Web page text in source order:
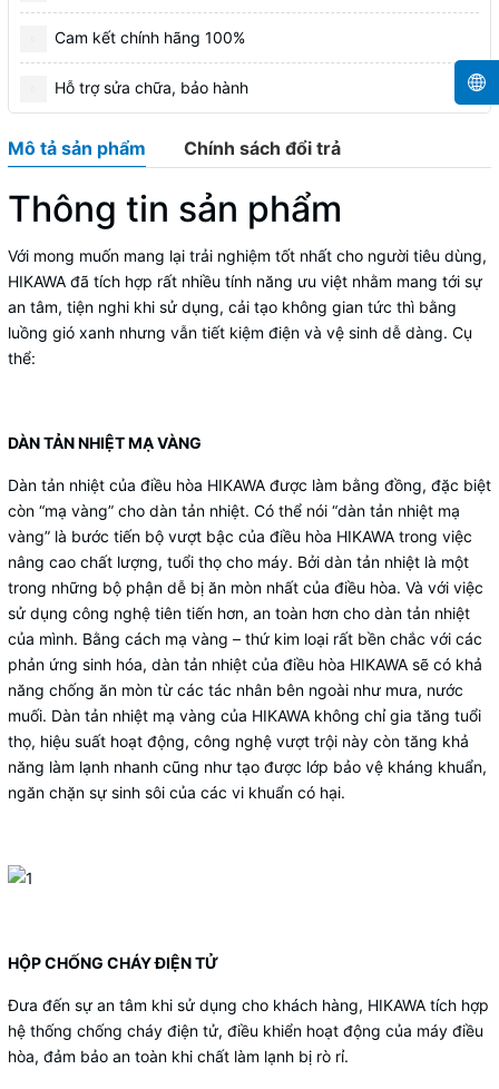
Cam kết chính hãng 100%
Hỗ trợ sửa chữa, bảo hành
Mô tả sản phẩm Chính sách đổi trả
Thông tin sản phẩm
Với mong muốn mang lại trải nghiệm tốt nhất cho người tiêu dùng,
HIKAWA đã tích hợp rất nhiều tính năng ưu việt nhằm mang tới sự
an tâm, tiện nghi khi sử dụng, cải tạo không gian tức thì bằng
luồng gió xanh nhưng vẫn tiết kiệm điện và vệ sinh dễ dàng. Cụ
thể:
DÀN TẢN NHIỆT MẠ VÀNG
Dàn tản nhiệt của điều hòa HIKAWA được làm bằng đồng, đặc biệt
còn “mạ vàng” cho dàn tản nhiệt. Có thể nói “dàn tản nhiệt mạ
vàng” là bước tiến bộ vượt bậc của điều hòa HIKAWA trong việc
nâng cao chất lượng, tuổi thọ cho máy. Bởi dàn tản nhiệt là một
trong những bộ phận dễ bị ăn mòn nhất của điều hòa. Và với việc
sử dụng công nghệ tiên tiến hơn, an toàn hơn cho dàn tản nhiệt
của mình. Bằng cách mạ vàng – thứ kim loại rất bền chắc với các
phản ứng sinh hóa, dàn tản nhiệt của điều hòa HIKAWA sẽ có khả
năng chống ăn mòn từ các tác nhân bên ngoài như mưa, nước
muối. Dàn tản nhiệt mạ vàng của HIKAWA không chỉ gia tăng tuổi
thọ, hiệu suất hoạt động, công nghệ vượt trội này còn tăng khả
năng làm lạnh nhanh cũng như tạo được lớp bảo vệ kháng khuẩn,
ngăn chặn sự sinh sôi của các vi khuẩn có hại.
HỘP CHỐNG CHÁY ĐIỆN TỬ
Đưa đến sự an tâm khi sử dụng cho khách hàng, HIKAWA tích hợp
hệ thống chống cháy điện tử, điều khiển hoạt động của máy điều
hòa, đảm bảo an toàn khi chất làm lạnh bị rò rỉ.